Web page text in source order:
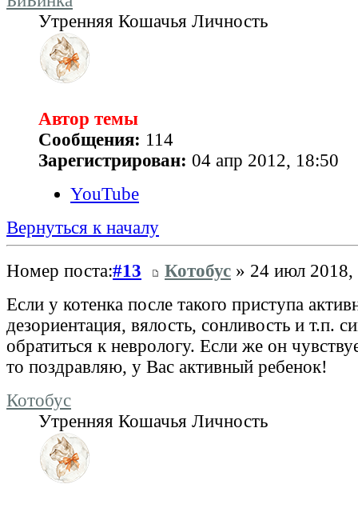
Утренняя Кошачья Личность
Автор темы
Сообщения: 114
Зарегистрирован: 04 апр 2012, 18:50
YouTube
Вернуться к началу
Номер поста:#13 Котобус » 24 июл 2018,
Если у котенка после такого приступа
дезориентация, вялость, сонливость и т.п.
обратиться к неврологу. Если же он
то поздравляю, у Вас активный ребенок!
Котобус
Утренняя Кошачья Личность